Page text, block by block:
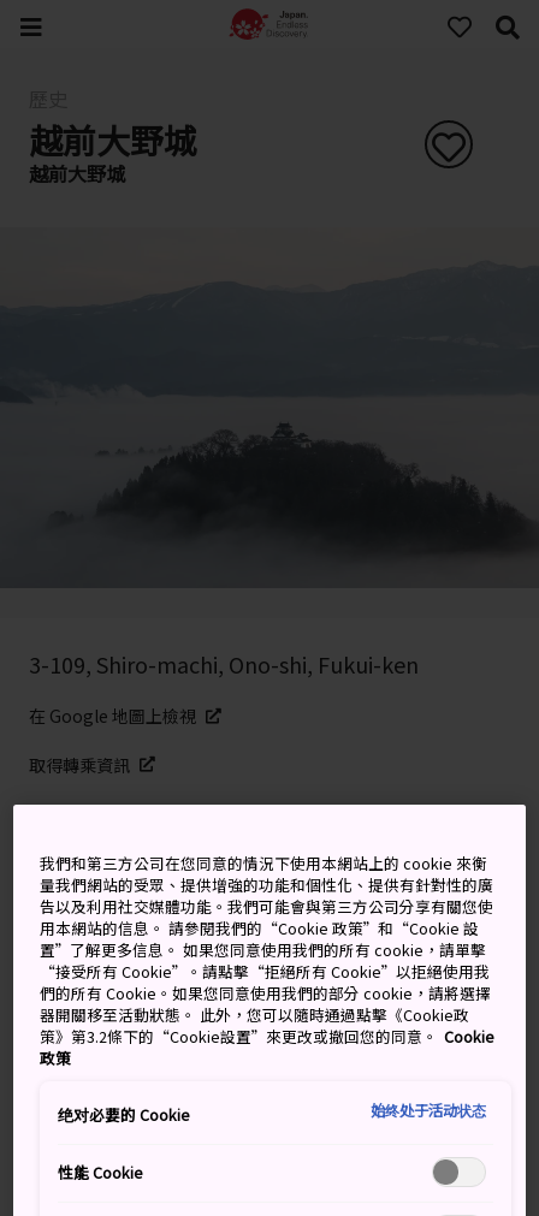
越前大野城
越前大野城
3-109, Shiro-machi, Ono-shi, Fukui-ken
在 Google 地圖上檢視
取得轉乘資訊
關鍵字 地圖
發掘雲中城堡
在大野市中，可以看到若隱若現的越前大野城。首次興建
於 1580 年的越前大野城，每當雲層很低的時候，看起來
就像是浮在空中。
知識補給站
雖然經過重建，但越前大野城仍保留著原本的石牆和其
我們和第三方公司在您同意的情況下使用本網站上的 cookie 來衡
量我們網站的受眾、提供增強的功能和個性化、提供有針對性的廣
告以及利用社交媒體功能。我們可能會與第三方公司分享有關您使
用本網站的信息。 請參閱我們的“Cookie 政策”和“Cookie 設
置”了解更多信息。 如果您同意使用我們的所有 cookie，請單擊
“接受所有 Cookie”。請點擊“拒絕所有 Cookie”以拒絕使用我
們的所有 Cookie。如果您同意使用我們的部分 cookie，請將選擇
器開關移至活動狀態。 此外，您可以隨時通過點擊《Cookie政
策》第3.2條下的“Cookie設置”來更改或撤回您的同意。 Cookie
政策
绝对必要的 Cookie 始终处于活动状态
性能 Cookie